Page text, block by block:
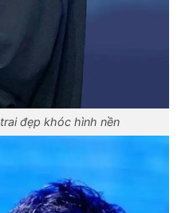
đẹp khóc hình nền